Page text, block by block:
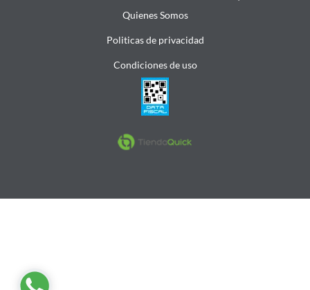
Quienes Somos
Politicas de privacidad
Condiciones de uso